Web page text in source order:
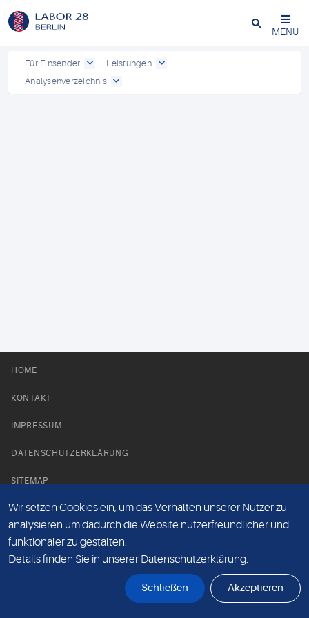
Schließen
MENU
Für Einsender
Leistungen
Analysenverzeichnis
HOME
KONTAKT
IMPRESSUM
DATENSCHUTZERKLÄRUNG
SITEMAP
NEWS PARTNER
Wir setzen Cookies ein, um das Verhalten unserer Nutzer zu
analysieren um dadurch die Website nutzerfreundlicher und
funktionaler zu gestalten.
Details finden Sie in unserer Datenschutzerklärung.
Schließen Akzeptieren